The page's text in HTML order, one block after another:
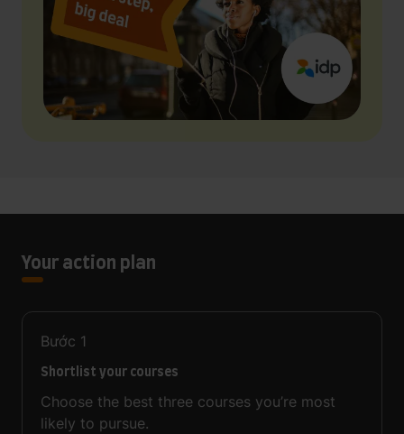
Your action plan
Bước 1
Shortlist your courses
Choose the best three courses you’re most
likely to pursue.